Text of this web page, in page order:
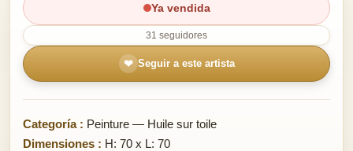
Ya vendida
31 seguidores
❤ Seguir a este artista
Categoría : Peinture — Huile sur toile
Dimensiones : H: 70 x L: 70